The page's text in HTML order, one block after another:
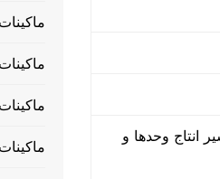
سير انتاج وحدها و